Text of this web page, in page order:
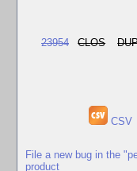
23954 CLOS
CSV
File a new bug in the
product